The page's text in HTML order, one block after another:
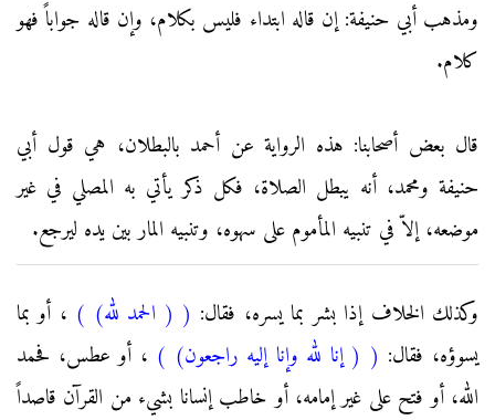
ومذهب أبي حنيفة: إن قاله ابتداء فليس بكلام، وإن قاله جواباً فهو
كلام.
قال بعض أصحابنا: هذه الرواية عن أحمد بالبطلان، هي قول أبي
حنيفة ومحمد، أنه يبطل الصلاة، فكل ذكر يأتي به المصلي في غير
موضعه، إلاّ في تنبيه المأموم على سهوه، وتنبيه المار بين يده ليرجع.
وكذلك الخلاف إذا بشر بما يسره، فقال: ( ( الحمد لله) ) ، أو بما
يسوؤه، فقال: ( ( إنا لله وإنا إليه راجعون) ) ، أو عطس، فحمد
الله، أو فتح على غير إمامه، أو خاطب إنسانا بشيء من القرآن قاصداً